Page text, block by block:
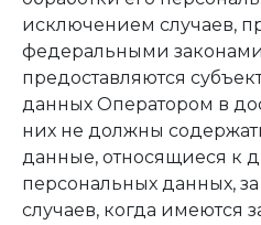
исключением случаев,
федеральными
предоставляются
данных Оператором в
них не должны
данные, относящиеся к
персональных данных,
случаев, когда имеются